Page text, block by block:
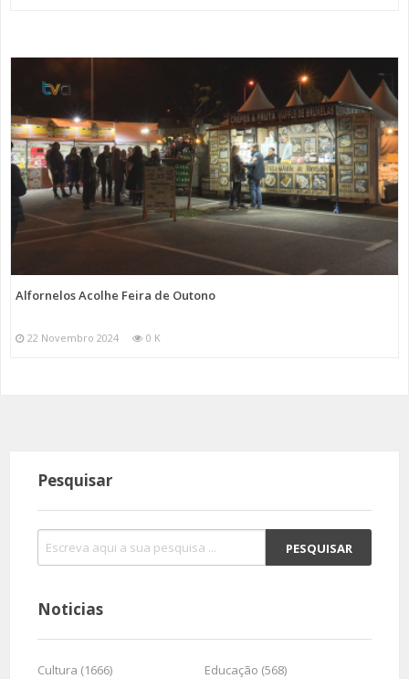
Alfornelos Acolhe Feira de Outono
22 Novembro 2024 0 K
Pesquisar
Noticias
Cultura (1666)
Educação (568)